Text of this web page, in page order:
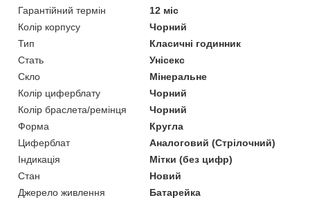
Гарантійний термін
12 міс
Колір корпусу
Чорний
Тип
Класичні годинник
Стать
Унісекс
Скло
Мінеральне
Колір циферблату
Чорний
Колір браслета/ремінця
Чорний
Форма
Кругла
Циферблат
Аналоговий (Стрілочний)
Індикація
Мітки (без цифр)
Стан
Новий
Джерело живлення
Батарейка